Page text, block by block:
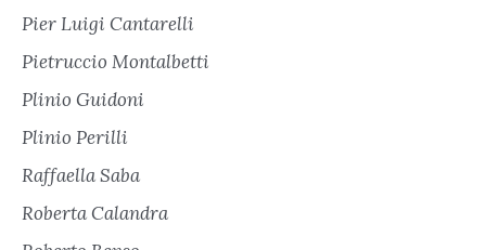
Pier Luigi Cantarelli
Pietruccio Montalbetti
Plinio Guidoni
Plinio Perilli
Raffaella Saba
Roberta Calandra